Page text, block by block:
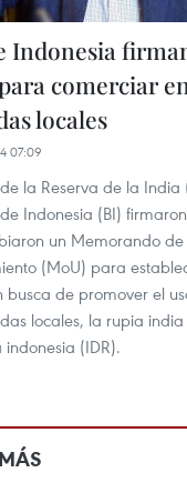
Indonesia
comerciar en
locales
07:09
la Reserva de la India
Indonesia (BI)
un Memorando de
(MoU) para
busca de promover el
locales, la rupia india
(IDR).